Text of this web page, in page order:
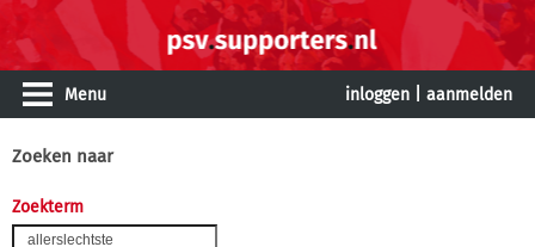
Menu inloggen aanmelden
Zoeken naar
Zoekterm